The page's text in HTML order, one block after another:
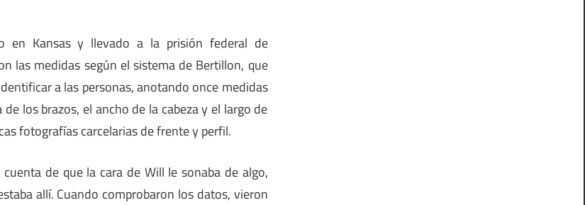
en Kansas y llevado a la prisión federal de
las medidas según el sistema de Bertillon, que
a las personas, anotando once medidas
los brazos, el ancho de la cabeza y el largo de
fotografías carcelarias de frente y perfil.
de que la cara de Will le sonaba de algo,
allí. Cuando comprobaron los datos, vieron